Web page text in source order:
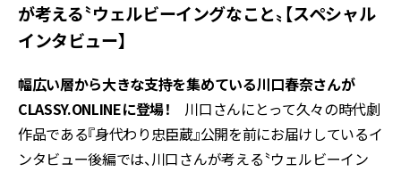
が考える〝ウェルビーイングなこと〟【スペシャル
インタビュー】
幅広い層から大きな支持を集めている川口春奈さんが
CLASSY.ONLINEに登場！ 川口さんにとって久々の時代劇
作品である『身代わり忠臣蔵』公開を前にお届けしているイ
ンタビュー後編では、川口さんが考える〝ウェルビーイン